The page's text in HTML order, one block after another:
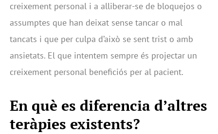
creixement personal i a alliberar-se de bloquejos o
assumptes que han deixat sense tancar o mal
tancats i que per culpa d’això se sent trist o amb
ansietats. El que intentem sempre és projectar un
creixement personal beneficiós per al pacient.
En què es diferencia d’altres
teràpies existents?